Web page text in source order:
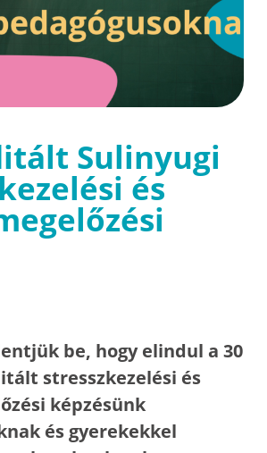
Sulinyugi
és
be, hogy elindul a 30
stresszkezelési és
képzésünk
és gyerekekkel